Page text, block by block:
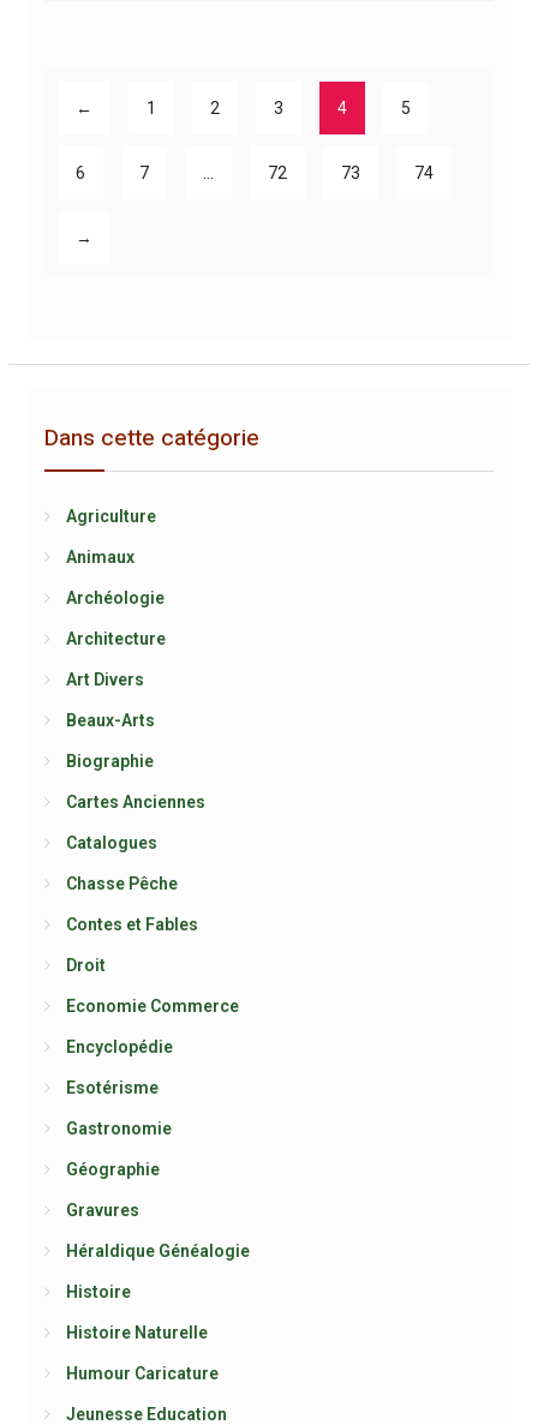
← 1 2 3 4 5
6 7 72 73 74
→
Dans cette catégorie
Agriculture
Animaux
Archéologie
Architecture
Art Divers
Beaux-Arts
Biographie
Cartes Anciennes
Catalogues
Chasse Pêche
Contes et Fables
Droit
Economie Commerce
Encyclopédie
Esotérisme
Gastronomie
Géographie
Gravures
Héraldique Généalogie
Histoire
Histoire Naturelle
Humour Caricature
Jeunesse Education